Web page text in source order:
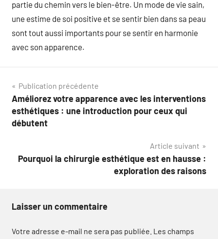
partie du chemin vers le bien-être. Un mode de vie sain,
une estime de soi positive et se sentir bien dans sa peau
sont tout aussi importants pour se sentir en harmonie
avec son apparence.
Navigation
de
l’article
Publication précédente
Améliorez votre apparence avec les interventions
esthétiques : une introduction pour ceux qui
débutent
Article suivant
Pourquoi la chirurgie esthétique est en hausse :
exploration des raisons
Laisser un commentaire
Votre adresse e-mail ne sera pas publiée. Les champs